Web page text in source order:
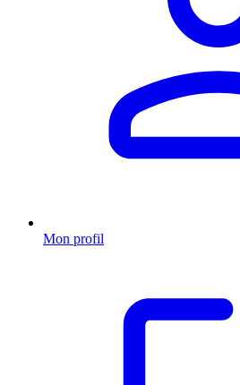
Mon profil